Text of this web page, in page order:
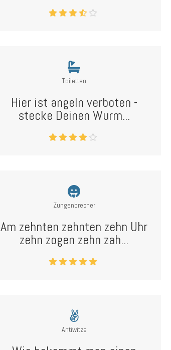
Toiletten
Hier ist angeln verboten -
stecke Deinen Wurm...
Zungenbrecher
Am zehnten zehnten zehn Uhr
zehn zogen zehn zah...
Antiwitze